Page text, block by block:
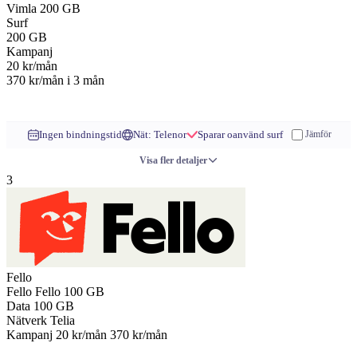
Vimla 200 GB
Surf
200 GB
Kampanj
20 kr/mån
370 kr/mån i 3 mån
Ingen bindningstid Nät: Telenor Sparar oanvänd surf Jämför
Visa fler detaljer
3
Fello
Fello Fello 100 GB
Data 100 GB
Nätverk Telia
Kampanj 20 kr/mån 370 kr/mån